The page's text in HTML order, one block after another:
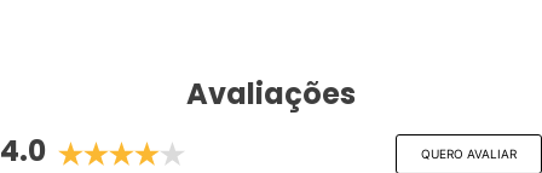
Avaliações
4.0
QUERO AVALIAR